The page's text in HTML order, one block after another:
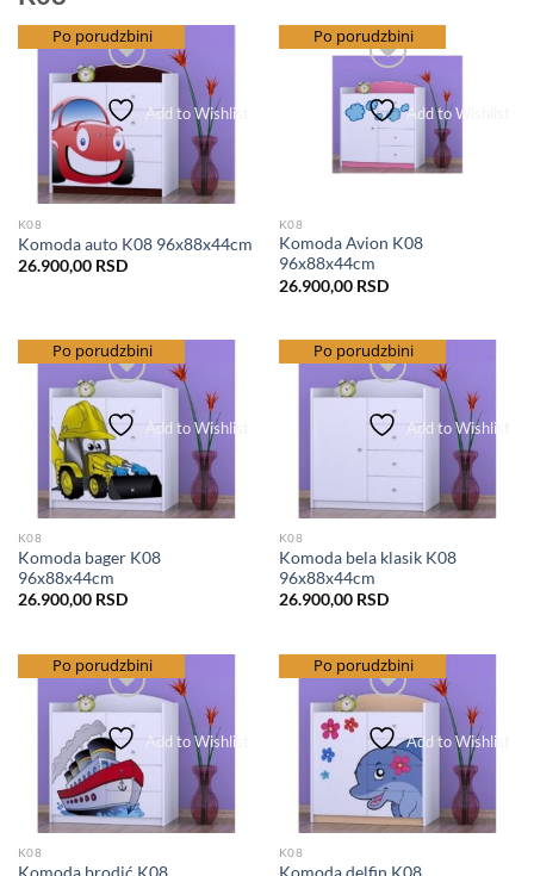
besplatna dostava
Po porudzbini
Add to Wishlist
K08
Komoda auto K08 96x88x44cm
26.900,00 RSD
besplatna dostava
Po porudzbini
Add to Wishlist
K08
Komoda Avion K08
96x88x44cm
26.900,00 RSD
besplatna dostava
Po porudzbini
Add to Wishlist
K08
Komoda bager K08
96x88x44cm
26.900,00 RSD
besplatna dostava
Po porudzbini
Add to Wishlist
K08
Komoda bela klasik K08
96x88x44cm
26.900,00 RSD
besplatna dostava
Po porudzbini
Add to Wishlist
K08
Komoda brodić K08
besplatna dostava
Po porudzbini
Add to Wishlist
K08
Komoda delfin K08